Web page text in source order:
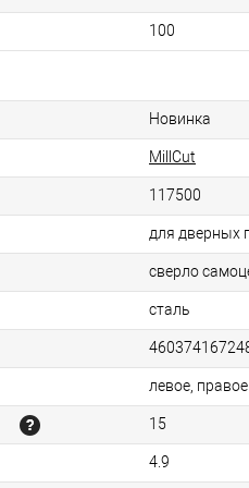
100
Новинка
MillCut
117500
для дверных
сверло
сталь
левое, правое
15
4.9